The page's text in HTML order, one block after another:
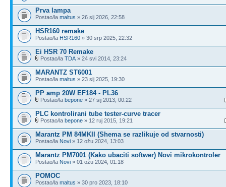
Prva lampa
Postao/la maltus » 26 sij 2026, 22:58
HSR160 remake
Postao/la HSR160 » 30 srp 2025, 22:32
Ei HSR 70 Remake
Postao/la TDA » 24 svi 2014, 23:24
MARANTZ ST6001
Postao/la maltus » 23 sij 2025, 19:30
PP amp 20W EF184 - PL36
Postao/la bepone » 27 sij 2013, 00:22
PLC kontrolirani tube tester-curve tracer
Postao/la bepone » 12 ruj 2015, 19:21
Marantz PM 84MKII (Shema se razlikuje od stvarnosti)
Postao/la Novi » 12 ožu 2024, 13:03
Marantz PM7001 (Kako ubaciti softwer) Novi mikrokontroler
Postao/la Novi » 01 ožu 2024, 01:18
POMOC
Postao/la maltus » 30 pro 2023, 18:10